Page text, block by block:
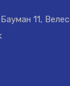
11, Велес